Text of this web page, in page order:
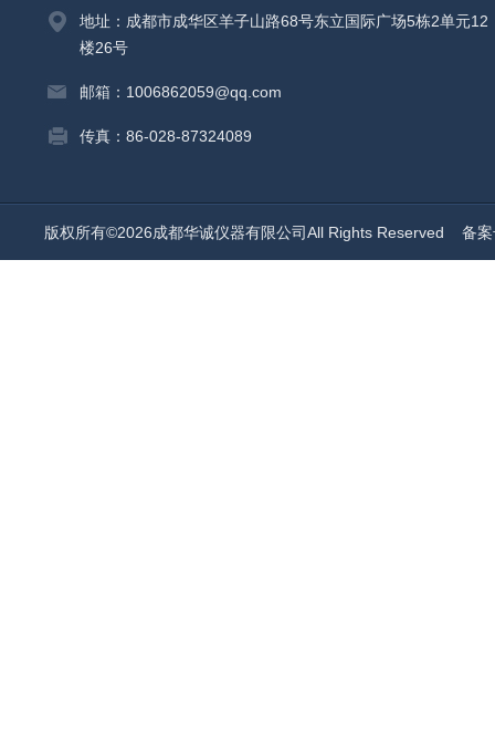
地址：成都市成华区羊子山路68号东立国际广场5栋2单元12
楼26号
邮箱：1006862059@qq.com
传真：86-028-87324089
版权所有©2026成都华诚仪器有限公司All Rights Reserved 备